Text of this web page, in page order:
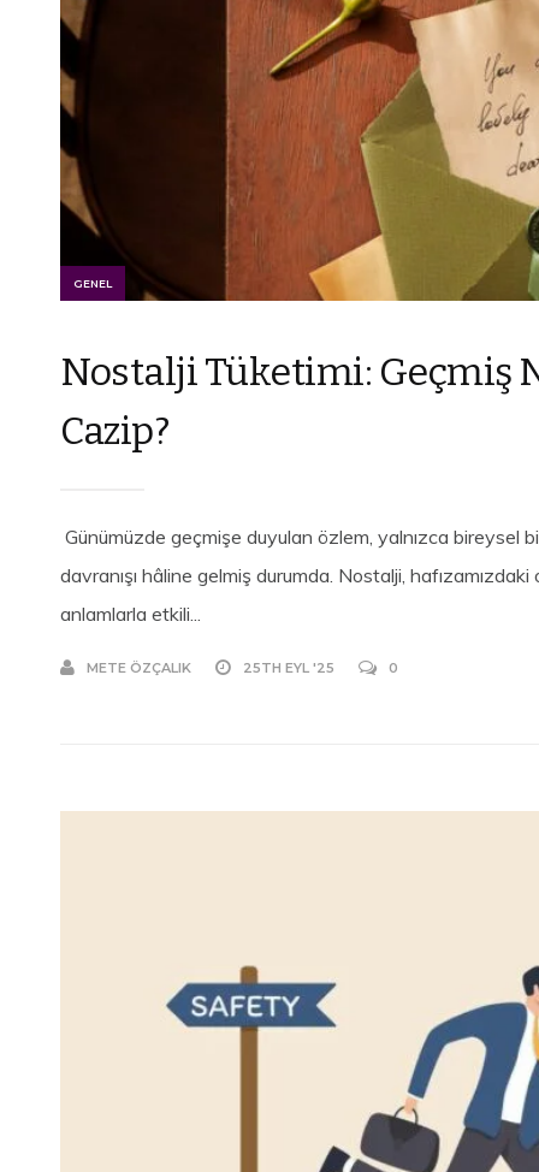
GENEL
Nostalji Tüketimi: Geçmiş
Cazip?
Günümüzde geçmişe duyulan özlem, yalnızca bireysel
davranışı hâline gelmiş durumda. Nostalji,
anlamlarla etkili...
METE ÖZÇALIK 25TH EYL '25 0